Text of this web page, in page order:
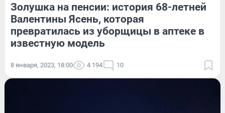
Золушка на пенсии: история 68-летней
Валентины Ясень, которая
превратилась из уборщицы в аптеке в
известную модель
8 января, 2023, 18:00 4 194 10